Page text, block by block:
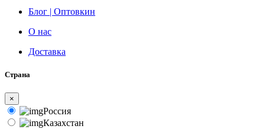
Блог | Оптовкин
О нас
Доставка
Страна
×
Россия
Казахстан